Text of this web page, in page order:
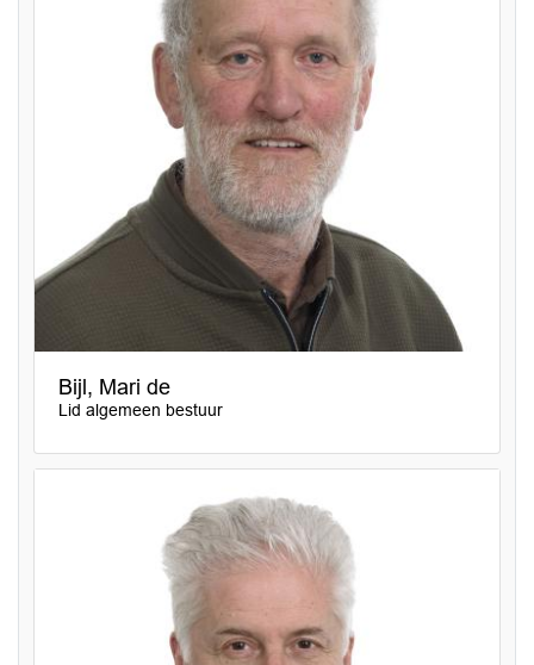
Bijl, Mari de
Lid algemeen bestuur